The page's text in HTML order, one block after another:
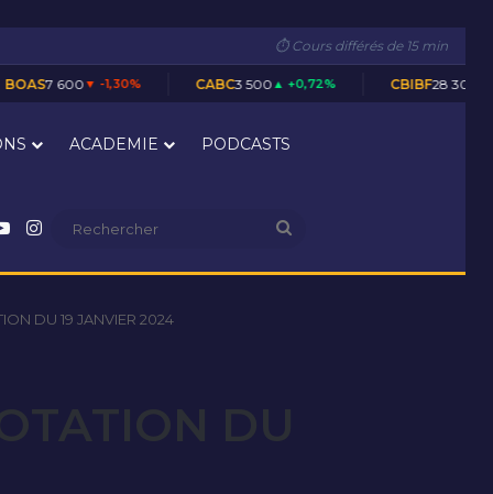
⏱ Cours différés de 15 min
CABC3 500 ▲ +0,72% CBIBF28 300 ▬ 0,00%
ACADEMIE PODCASTS
YouTube
Instagram
DU 19 JANVIER 2024